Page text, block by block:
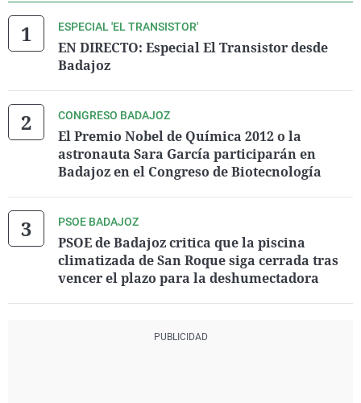
ESPECIAL 'EL TRANSISTOR'
EN DIRECTO: Especial El Transistor desde
Badajoz
CONGRESO BADAJOZ
El Premio Nobel de Química 2012 o la
astronauta Sara García participarán en
Badajoz en el Congreso de Biotecnología
PSOE BADAJOZ
PSOE de Badajoz critica que la piscina
climatizada de San Roque siga cerrada tras
vencer el plazo para la deshumectadora